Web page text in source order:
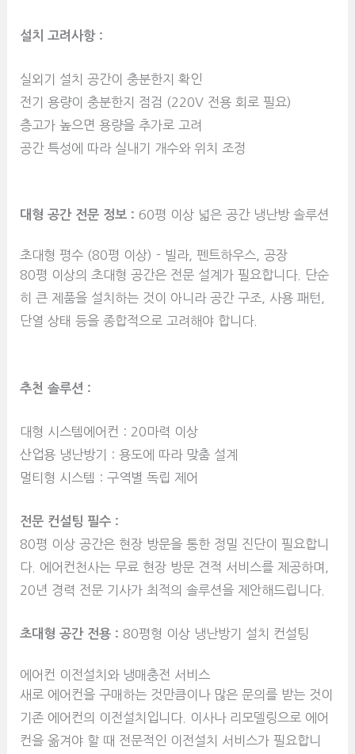
설치 고려사항 :
실외기 설치 공간이 충분한지 확인
전기 용량이 충분한지 점검 (220V 전용 회로 필요)
층고가 높으면 용량을 추가로 고려
공간 특성에 따라 실내기 개수와 위치 조정
대형 공간 전문 정보 : 60평 이상 넓은 공간 냉난방 솔루션
초대형 평수 (80평 이상) - 빌라, 펜트하우스, 공장
80평 이상의 초대형 공간은 전문 설계가 필요합니다. 단순
히 큰 제품을 설치하는 것이 아니라 공간 구조, 사용 패턴,
단열 상태 등을 종합적으로 고려해야 합니다.
추천 솔루션 :
대형 시스템에어컨 : 20마력 이상
산업용 냉난방기 : 용도에 따라 맞춤 설계
멀티형 시스템 : 구역별 독립 제어
전문 컨설팅 필수 :
80평 이상 공간은 현장 방문을 통한 정밀 진단이 필요합니
다. 에어컨천사는 무료 현장 방문 견적 서비스를 제공하며,
20년 경력 전문 기사가 최적의 솔루션을 제안해드립니다.
초대형 공간 전용 : 80평형 이상 냉난방기 설치 컨설팅
에어컨 이전설치와 냉매충전 서비스
새로 에어컨을 구매하는 것만큼이나 많은 문의를 받는 것이
기존 에어컨의 이전설치입니다. 이사나 리모델링으로 에어
컨을 옮겨야 할 때 전문적인 이전설치 서비스가 필요합니